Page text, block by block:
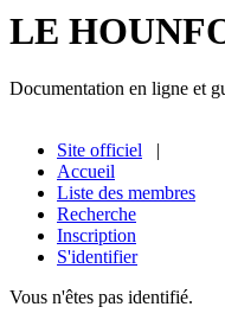
LE
Documentation en ligne et
Site officiel |
Accueil
Liste des membres
Recherche
Inscription
S'identifier
Vous n'êtes pas identifié.